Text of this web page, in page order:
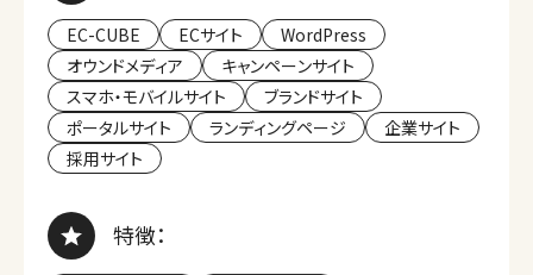
EC-CUBE ECサイト
WordPress
オウンドメディア
キャンペーンサイト
スマホ・モバイルサイト
ブランドサイト
ポータルサイト
ランディングページ
企業サイト
採用サイト
特徴：